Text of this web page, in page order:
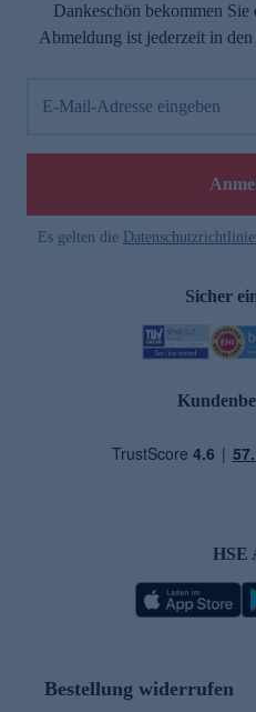
Dankeschön bekommen
Abmeldung ist jederzeit in
E-Mail-Adresse eingeben
Es gelten die
Sicher
HSE
Bestellung widerrufen